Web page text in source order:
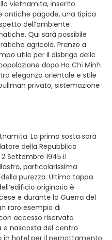
vietnamita, inserito
antiche pagode, una tipica
dell’ambiente
Qui sarà possibile
agricole. Pranzo a
utile per il disbrigo delle
dopo Ho Chi Minh
eleganza orientale e stile
privato, sistemazione
La prima sosta sarà
della Repubblica
Settembre 1945 il
particolarissima
purezza. Ultima tappa
originario è
e durante la Guerra del
raro esempio di
accesso riservato
e nascosta del centro
in hotel per il pernottamento